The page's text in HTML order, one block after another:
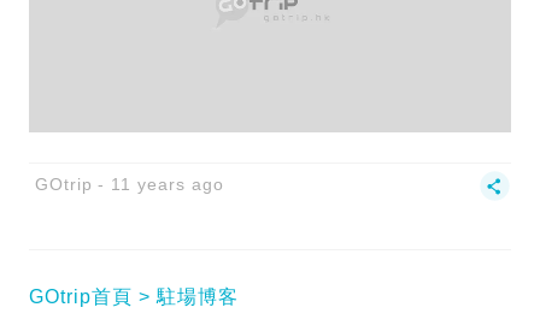
GOtrip 11 years ago
GOtrip首頁 駐場博客